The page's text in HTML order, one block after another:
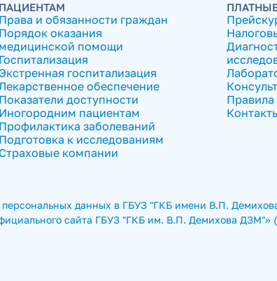
ПАЦИЕНТАМ
Права и обязанности граждан
Порядок оказания
медицинской помощи
Госпитализация
Экстренная госпитализация
обеспечение
Показатели доступности
Иногородним пациентам
Профилактика заболеваний
Подготовка к исследованиям
Страховые компании
Правила
данных в ГБУЗ "ГКБ имени В.П.
сайта ГБУЗ "ГКБ им. В.П. Демихова